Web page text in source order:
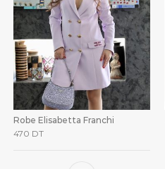
Robe Elisabetta Franchi
470 DT